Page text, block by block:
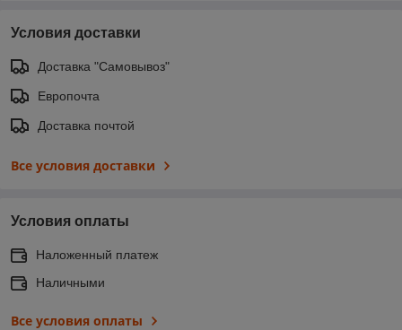
Условия доставки
Доставка "Самовывоз"
Европочта
Доставка почтой
Все условия доставки
Условия оплаты
Наложенный платеж
Наличными
Все условия оплаты